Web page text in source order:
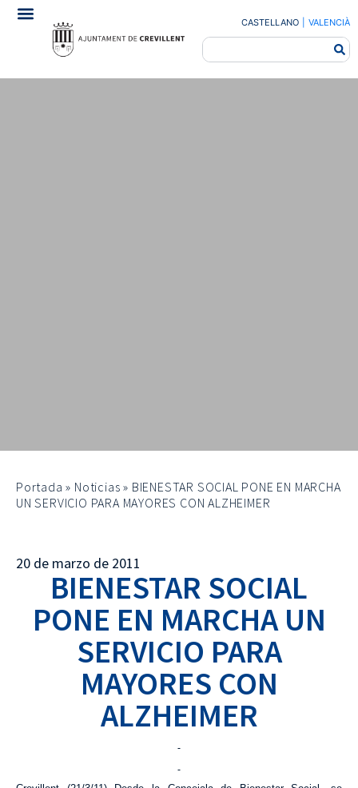
CASTELLANO VALENCIÀ
Portada » Noticias » BIENESTAR SOCIAL PONE EN MARCHA
UN SERVICIO PARA MAYORES CON ALZHEIMER
20 de marzo de 2011
BIENESTAR SOCIAL
PONE EN MARCHA UN
SERVICIO PARA
MAYORES CON
ALZHEIMER